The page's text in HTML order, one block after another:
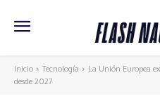
Inicio Tecnología
La Unión Europea
desde 2027